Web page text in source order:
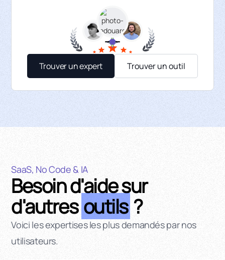
Trouver un expert Trouver un outil
SaaS, No Code & IA
Besoin d'aide sur
d'autresoutils ?
Voici les expertises les plus demandés par nos
utilisateurs.